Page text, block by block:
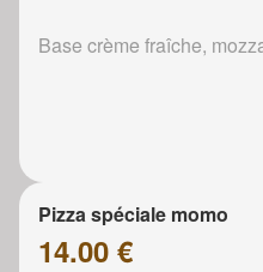
Base crème fraîche,
Pizza spéciale momo
14.00 €